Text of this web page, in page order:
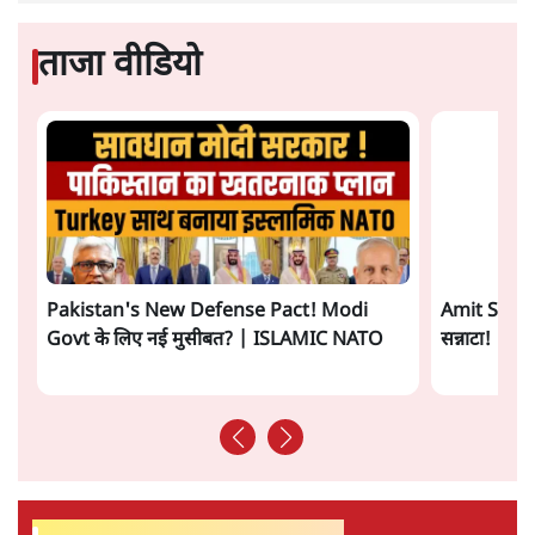
अगली खबर लोड हो रही है...
ताजा खबरें
Jantar Mantar to Bypolls: RSS ने बदली
रणनीति! Mohan Bhagwat का Masterplan
RSS Contradiction Explained! Mohan
Bhagwat vs Atul Limaye पर Prabhu
झारखंड प्रोटेस्ट क्रैकडाउन पर राहुल ने सोरेन सरकार